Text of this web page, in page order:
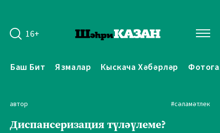
16+
Баш Бит Язмалар Кыскача Хәбәрләр
автор #сәламәтлек
Диспансеризация түләүлеме?